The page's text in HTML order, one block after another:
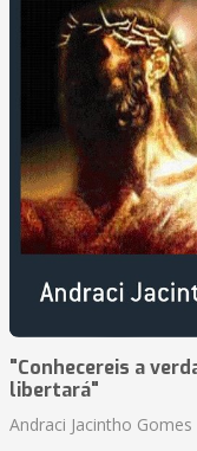
"Conhecereis a
libertará"
Andraci Jacintho Gomes